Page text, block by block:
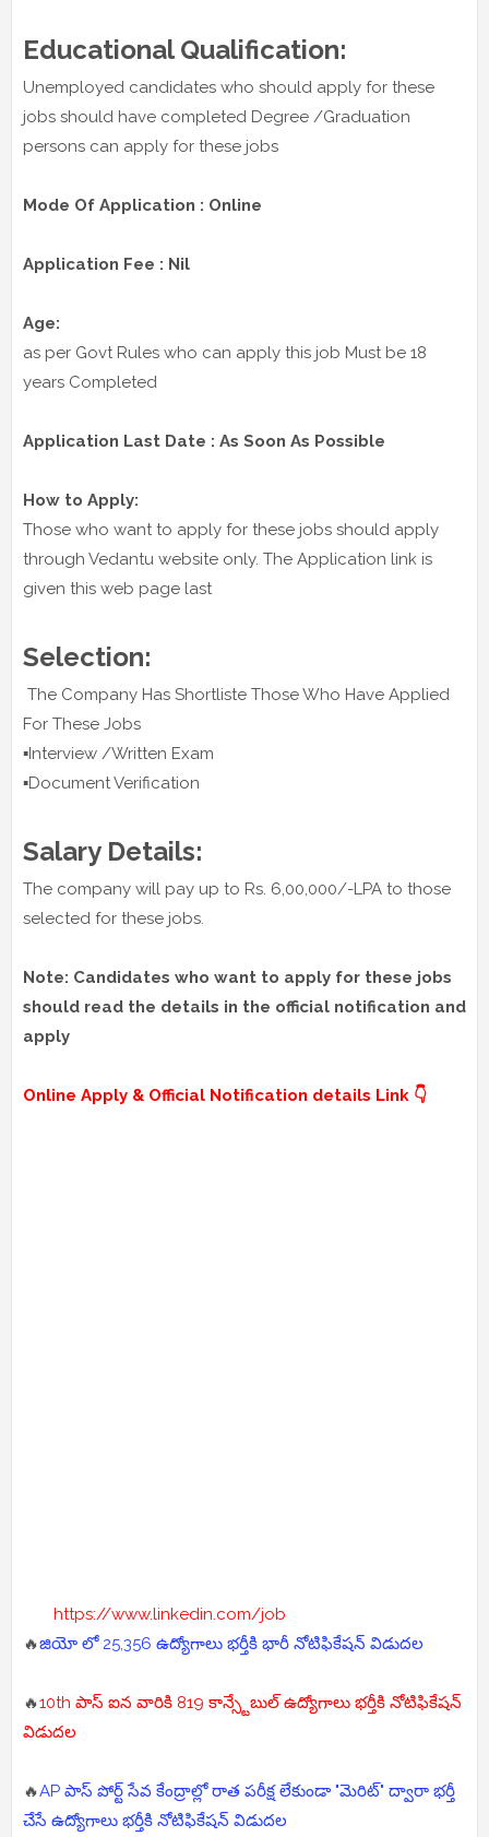
Educational Qualification:
Unemployed candidates who should apply for these
jobs should have completed Degree /Graduation
persons can apply for these jobs
Mode Of Application : Online
Application Fee : Nil
Age:
as per Govt Rules who can apply this job Must be 18
years Completed
Application Last Date : As Soon As Possible
How to Apply:
Those who want to apply for these jobs should apply
through Vedantu website only. The Application link is
given this web page last
Selection:
The Company Has Shortliste Those Who Have Applied
For These Jobs
▪️Interview /Written Exam
▪️Document Verification
Salary Details:
The company will pay up to Rs. 6,00,000/-LPA to those
selected for these jobs.
Note: Candidates who want to apply for these jobs
should read the details in the official notification and
apply
Online Apply & Official Notification details Link 👇
https://www.linkedin.com/job
🔥జియో లో 25,356 ఉద్యోగాలు భర్తీకి భారీ నోటిఫికేషన్ విడుదల
🔥10th పాస్ ఐన వారికి 819 కాన్స్టేబుల్ ఉద్యోగాలు భర్తీకి నోటిఫికేషన్
విడుదల
🔥AP పాస్ పోర్ట్ సేవ కేంద్రాల్లో రాత పరీక్ష లేకుండా "మెరిట్" ద్వారా భర్తీ
చేసే ఉద్యోగాలు భర్తీకి నోటిఫికేషన్ విడుదల